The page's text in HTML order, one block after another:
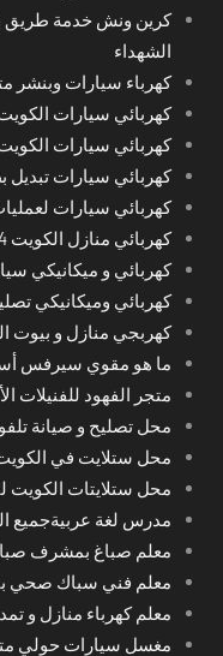
كرين ونش خدمة طريق
الشهداء
كهرباء سيارات وبنشر
كهربائي سيارات الكويت -
كهربائي سيارات الكويت
كهربائي سيارات تبديل
كهربائي سيارات
كهربائي منازل الكويت 65742444
كهربائي و ميكانيكي
كهربائي وميكانيكي
كهربجي منازل و بيوت
ما هو مقوي سيرفس
متجر الفهود للفنيلات
محل تصليح و صيانة
محل ستلايت في الكويت
محل ستلايتات الكويت
مدرس لغة عربيةجميع
معلم صباغ بمشرف
معلم فني سباك صحي
معلم كهرباء منازل و
مغسل سيارات حولي